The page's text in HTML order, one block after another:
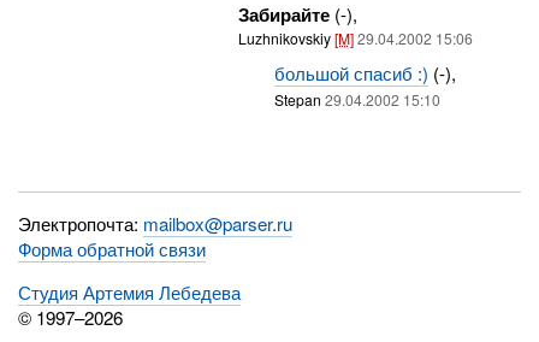
Забирайте(-),
Luzhnikovskiy[M] 29.04.2002 15:06
большой спасиб :) (-),
Stepan 29.04.2002 15:10
Электропочта: mailbox@parser.ru
Форма обратной связи
Студия Артемия Лебедева
© 1997–2026